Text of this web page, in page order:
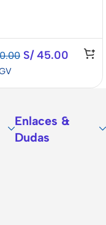
S/45.00
Enlaces &
Dudas